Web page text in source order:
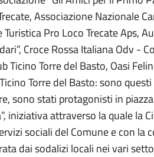
Associazione Nazionale
Turistica Pro Loco Trecate Aps,
Croce Rossa Italiana Odv -
Ticino Torre del Basto, Oasi
Torre del Basto: sono
sono stati protagonisti in
iniziativa attraverso la quale la
sociali del Comune e con la
dai sodalizi locali nei vari